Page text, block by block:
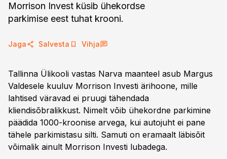
Morrison Invest küsib ühekordse
parkimise eest tuhat krooni.
Jaga Salvesta Vihja
Tallinna Ülikooli vastas Narva maanteel asub Margus
Valdesele kuuluv Morrison Investi ärihoone, mille
lahtised väravad ei pruugi tähendada
kliendisõbralikkust. Nimelt võib ühekordne parkimine
päädida 1000-kroonise arvega, kui autojuht ei pane
tähele parkimistasu silti. Samuti on eramaalt läbisõit
võimalik ainult Morrison Investi lubadega.